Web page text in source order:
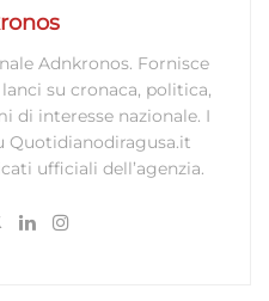
e
Erogare
sulla
Sempre attivo
Adnkronos. Fornisce
su cronaca, politica,
di interesse nazionale. I
ufficiali dell’agenzia.